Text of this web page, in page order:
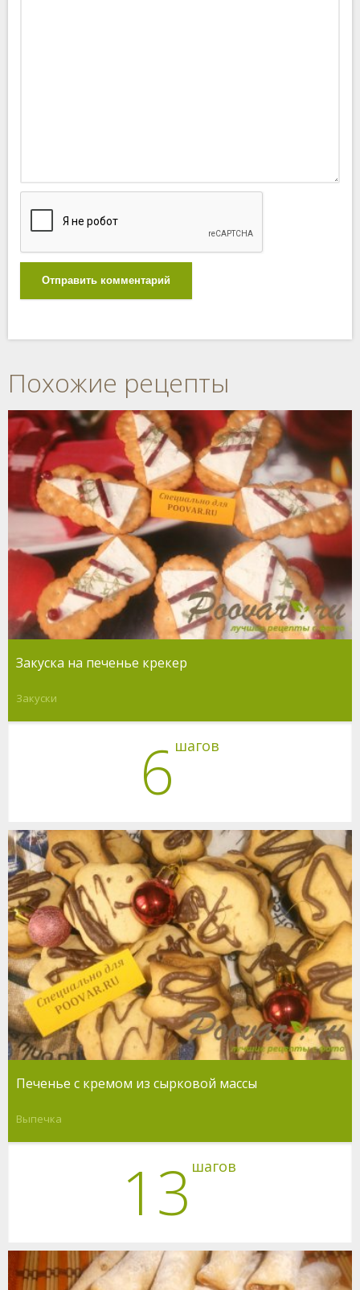
Отправить комментарий
Похожие рецепты
Закуска на печенье крекер
Закуски
6 шагов
Печенье с кремом из сырковой массы
Выпечка
13 шагов